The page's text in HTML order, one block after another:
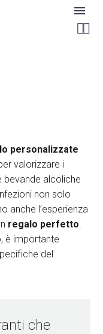

personalizzate
valorizzare i
alcoliche
non solo
anche l’esperienza
regalo perfetto.
, è importante
del
che